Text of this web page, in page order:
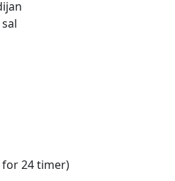
for 24 timer)